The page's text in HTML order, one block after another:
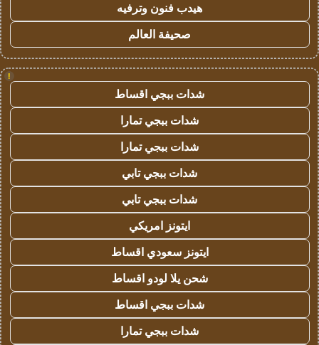
هيدب فنون وترفيه
صحيفة العالم
!
شدات ببجي اقساط
شدات ببجي تمارا
شدات ببجي تمارا
شدات ببجي تابي
شدات ببجي تابي
ايتونز امريكي
ايتونز سعودي اقساط
شحن يلا لودو اقساط
شدات ببجي اقساط
شدات ببجي تمارا